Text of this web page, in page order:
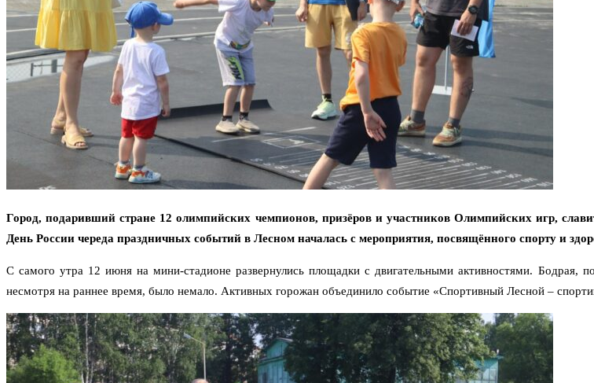
Город, подаривший стране 12 олимпийских чемпионов, призёров и участников Олимпийских игр,
День России череда праздничных событий в Лесном началась с мероприятия, посвящённого спорту и
С самого утра 12 июня на мини-стадионе развернулись площадки с двигательными активностями. Бодрая,
несмотря на раннее время, было немало. Активных горожан объединило событие «Спортивный Лесной –